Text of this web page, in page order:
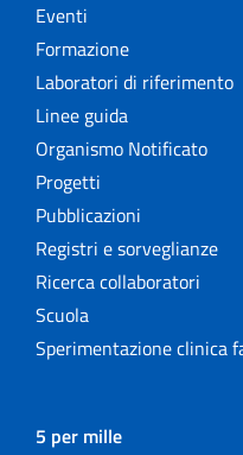
Eventi
Formazione
Laboratori di riferimento
Linee guida
Organismo Notificato
Progetti
Pubblicazioni
Registri e sorveglianze
Ricerca collaboratori
Scuola
Sperimentazione clinica
5 per mille